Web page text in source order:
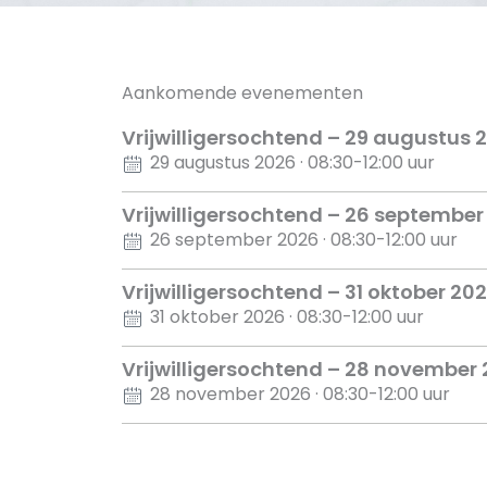
Aankomende evenementen
Vrijwilligersochtend – 29 augustus
29 augustus 2026 · 08:30-12:00 uur
Vrijwilligersochtend – 26 september
26 september 2026 · 08:30-12:00 uur
Vrijwilligersochtend – 31 oktober
31 oktober 2026 · 08:30-12:00 uur
Vrijwilligersochtend – 28 november
28 november 2026 · 08:30-12:00 uur